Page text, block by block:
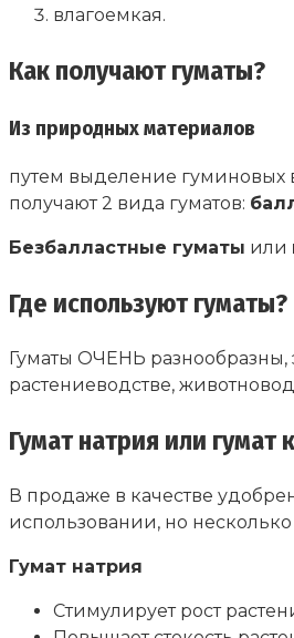
влагоемкая.
Как получают гуматы?
Из природных материалов
путем выделение гуминовых
получают 2 вида гуматов:
Безбалластные гуматы или
Где используют гуматы?
Гуматы ОЧЕНЬ разнообразны,
растениеводстве,
Гумат натрия или гумат
В продаже в качестве
использовании, но
Гумат натрия
Стимулирует рост